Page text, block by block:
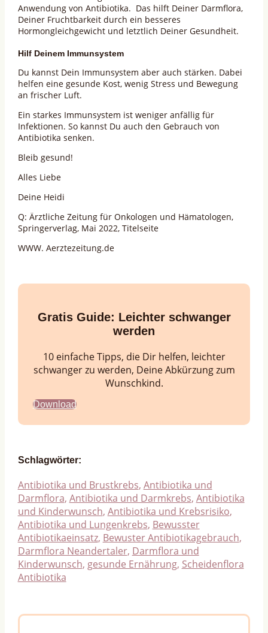
Anwendung von Antibiotika. Das hilft Deiner Darmflora,
Deiner Fruchtbarkeit durch ein besseres
Hormongleichgewicht und letztlich Deiner Gesundheit.
Hilf Deinem Immunsystem
Du kannst Dein Immunsystem aber auch stärken. Dabei
helfen eine gesunde Kost, wenig Stress und Bewegung
an frischer Luft.
Ein starkes Immunsystem ist weniger anfällig für
Infektionen. So kannst Du auch den Gebrauch von
Antibiotika senken.
Bleib gesund!
Alles Liebe
Deine Heidi
Q: Ärztliche Zeitung für Onkologen und Hämatologen,
Springerverlag, Mai 2022, Titelseite
WWW. Aerztezeitung.de
Gratis Guide: Leichter schwanger
werden
10 einfache Tipps, die Dir helfen, leichter
schwanger zu werden, Deine Abkürzung zum
Wunschkind.
Download
Schlagwörter:
Antibiotika und Brustkrebs, Antibiotika und
Darmflora, Antibiotika und Darmkrebs, Antibiotika
und Kinderwunsch, Antibiotika und Krebsrisiko,
Antibiotika und Lungenkrebs, Bewusster
Antibiotikaeinsatz, Bewuster Antibiotikagebrauch,
Darmflora Neandertaler, Darmflora und
Kinderwunsch, gesunde Ernährung, Scheidenflora
Antibiotika